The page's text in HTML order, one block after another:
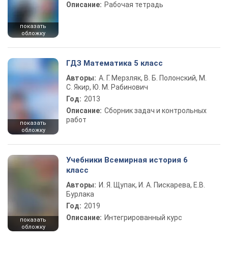
показать
обложку
Описание: Рабочая тетрадь
показать
обложку
ГДЗ Математика 5 класс
Авторы: А. Г. Мерзляк, В. Б. Полонский, М.
С. Якир, Ю. М. Рабинович
Год: 2013
Описание: Сборник задач и контрольных
работ
показать
обложку
Учебники Всемирная история 6
класс
Авторы: И. Я. Щупак, И. А. Пискарева, Е.В.
Бурлака
Год: 2019
Описание: Интегрированный курс